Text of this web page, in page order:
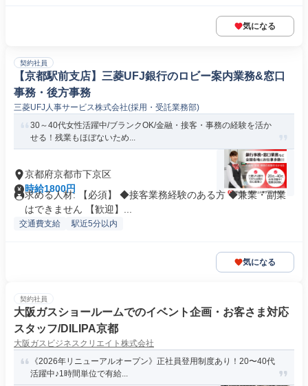
気になる
契約社員
【京都駅前支店】三菱UFJ銀行のロビー案内業務&窓口
事務・後方事務
三菱UFJ人事サービス株式会社(採用・受託業務部)
30～40代女性活躍中/ブランクOK/金融・接客・事務の経験を活か
せる！残業もほぼないため...
京都府京都市下京区
時給1800円
求める人材: 【必須】 ◆接客業務経験のある方 ◆兼業・副業
はできません 【歓迎】...
交通費支給 駅近5分以内
気になる
契約社員
大阪ガスショールームでのイベント企画・お客さま対応
スタッフ/DILIPA京都
大阪ガスビジネスクリエイト株式会社
《2026年リニューアルオープン》正社員登用制度あり！20〜40代
活躍中♪1時間単位で有給...